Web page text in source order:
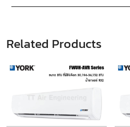
Related Products